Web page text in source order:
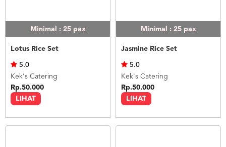
Minimal : 25 pax
Lotus Rice Set
LIHAT
5.0
Kek's Catering
Rp.50.000
Minimal : 25 pax
Jasmine Rice Set
LIHAT
5.0
Kek's Catering
Rp.50.000